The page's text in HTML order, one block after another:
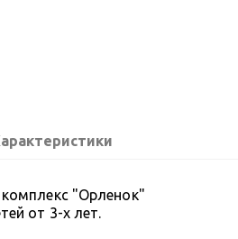
"Орленок"
от 3-х лет.